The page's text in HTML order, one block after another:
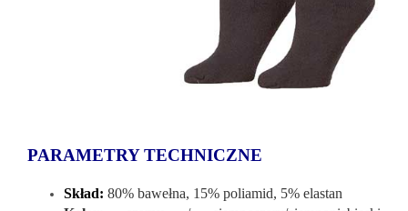
PARAMETRY TECHNICZNE
Skład: 80% bawełna, 15% poliamid, 5% elastan